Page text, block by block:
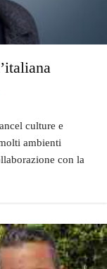
culture e
ambienti
con la